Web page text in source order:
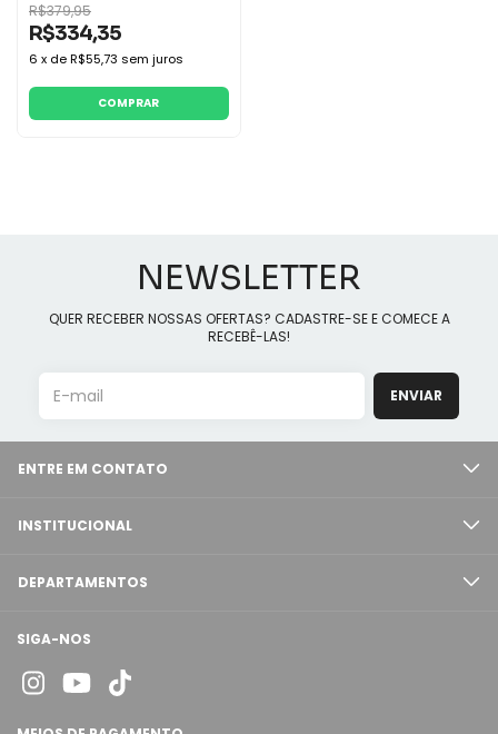
R$334,35
R$379,95
6 x deR$55,73 sem juros
COMPRAR
NEWSLETTER
QUER RECEBER NOSSAS OFERTAS? CADASTRE-SE E COMECE A
RECEBÊ-LAS!
ENTRE EM CONTATO
INSTITUCIONAL
DEPARTAMENTOS
SIGA-NOS